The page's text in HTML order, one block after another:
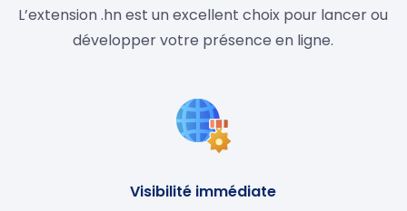
L’extension .hn est un excellent choix pour lancer ou
développer votre présence en ligne.
Visibilité immédiate